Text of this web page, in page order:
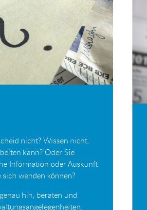
nicht? Wissen nicht,
kann? Oder Sie
Information oder Auskunft
wenden können?
hin, beraten und